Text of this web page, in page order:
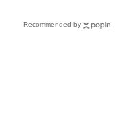
Recommended by